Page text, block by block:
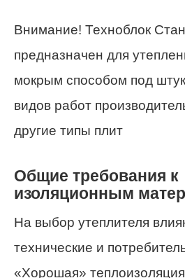
Внимание! Техноблок
предназначен для
мокрым способом под
видов работ
другие типы плит
Общие требования к
изоляционным
На выбор утеплителя
технические и
«Хорошая»